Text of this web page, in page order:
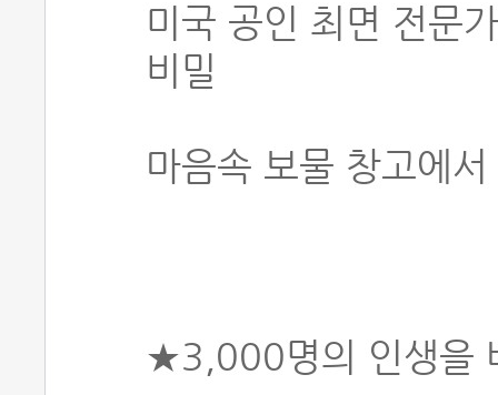
미국 공인 최면 전문
비밀
마음속 보물 창고에서
★3,000명의 인생을